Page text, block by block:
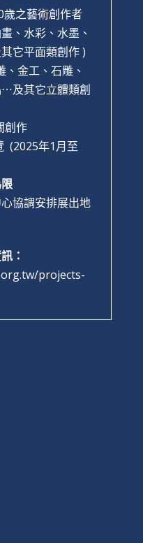
之藝術創作者
、水彩、水墨、
它平面類創作 )
、金工、石雕、
及其它立體類創
作
(2025年1月至
協調安排展出地
：
projects-